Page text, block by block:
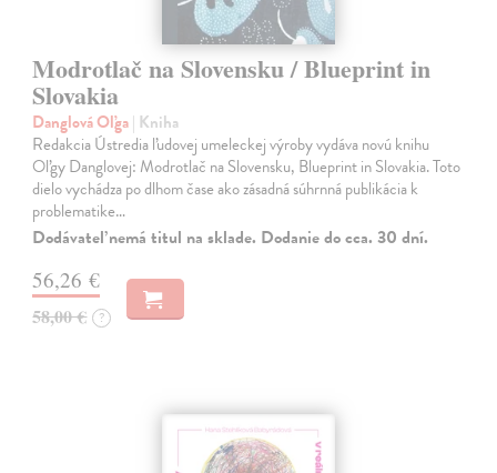
Modrotlač na Slovensku / Blueprint in
Slovakia
Danglová Oľga| Kniha
Redakcia Ústredia ľudovej umeleckej výroby vydáva novú knihu
Oľgy Danglovej: Modrotlač na Slovensku, Blueprint in Slovakia. Toto
dielo vychádza po dlhom čase ako zásadná súhrnná publikácia k
problematike…
Dodávateľ nemá titul na sklade. Dodanie do cca. 30 dní.
56,26 €
58,00 € ?